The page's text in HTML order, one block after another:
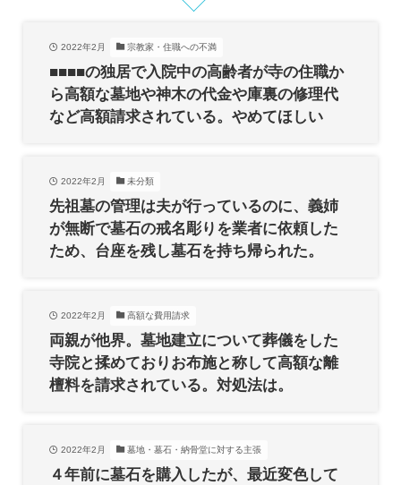
2022年2月 宗教家・住職への不満
■■■■の独居で入院中の高齢者が寺の住職か
ら高額な墓地や神木の代金や庫裏の修理代
など高額請求されている。やめてほしい
2022年2月 未分類
先祖墓の管理は夫が行っているのに、義姉
が無断で墓石の戒名彫りを業者に依頼した
ため、台座を残し墓石を持ち帰られた。
2022年2月 高額な費用請求
両親が他界。墓地建立について葬儀をした
寺院と揉めておりお布施と称して高額な離
檀料を請求されている。対処法は。
2022年2月 墓地・墓石・納骨堂に対する主張
４年前に墓石を購入したが、最近変色して